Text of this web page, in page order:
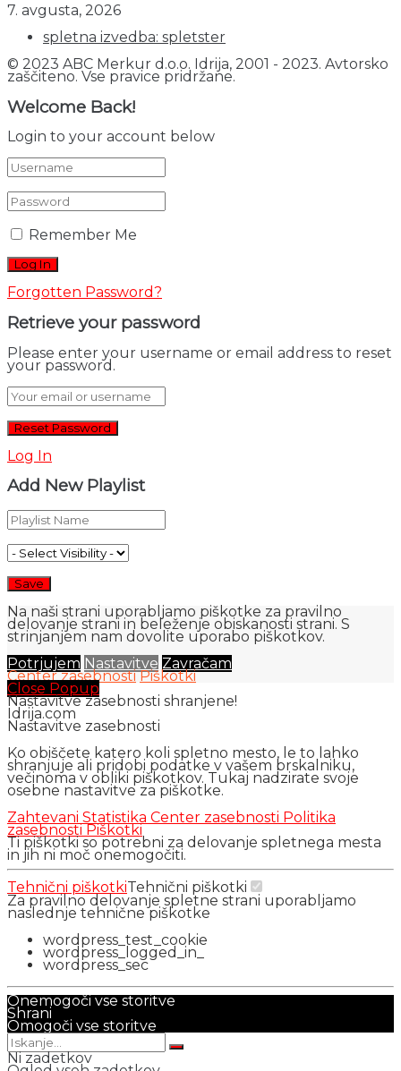
7. avgusta, 2026
spletna izvedba: spletster
© 2023 ABC Merkur d.o.o. Idrija, 2001 - 2023. Avtorsko
zaščiteno. Vse pravice pridržane.
Welcome Back!
Login to your account below
Remember Me
Forgotten Password?
Retrieve your password
Please enter your username or email address to reset
your password.
Log In
Add New Playlist
Na naši strani uporabljamo piškotke za pravilno
delovanje strani in beleženje obiskanosti strani. S
strinjanjem nam dovolite uporabo piškotkov.
Potrjujem Nastavitve Zavračam
Center zasebnosti Piškotki
Close Popup
Nastavitve zasebnosti shranjene!
Idrija.com
Nastavitve zasebnosti
Ko obiščete katero koli spletno mesto, le to lahko
shranjuje ali pridobi podatke v vašem brskalniku,
večinoma v obliki piškotkov. Tukaj nadzirate svoje
osebne nastavitve za piškotke.
Zahtevani Statistika Center zasebnosti Politika
zasebnostiPiškotki
Ti piškotki so potrebni za delovanje spletnega mesta
in jih ni moč onemogočiti.
Tehnični piškotkiTehnični piškotki
Za pravilno delovanje spletne strani uporabljamo
naslednje tehnične piškotke
wordpress_test_cookie
wordpress_logged_in_
wordpress_sec
Onemogoči vse storitve
Shrani
Omogoči vse storitve
Ni zadetkov